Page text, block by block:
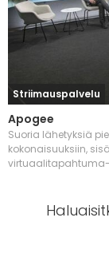
Striimauspalvelu
Apogee
Suoria lähetyksiä
kokonaisuuksiin,